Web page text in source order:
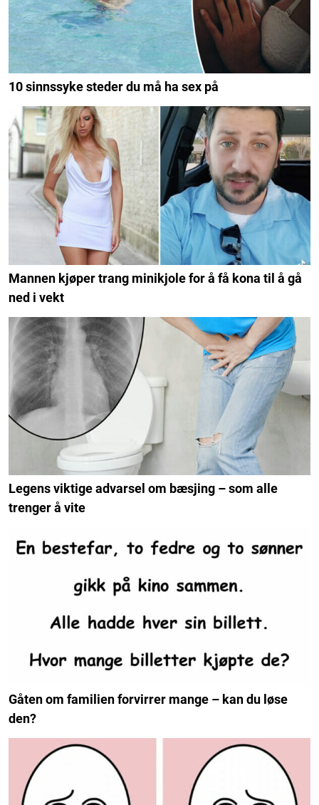
10 sinnssyke steder du må ha sex på
Mannen kjøper trang minikjole for å få kona til å gå
ned i vekt
Legens viktige advarsel om bæsjing – som alle
trenger å vite
Gåten om familien forvirrer mange – kan du løse
den?